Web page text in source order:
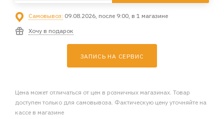
Самовывоз: 09.08.2026, после 9:00, в 1 магазине
Хочу в подарок
ЗАПИСЬ НА СЕРВИС
Цена может отличаться от цен в розничных магазинах. Товар
доступен только для самовывоза. Фактическую цену уточняйте на
кассе в магазине